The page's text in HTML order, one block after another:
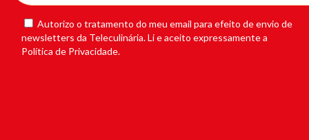
Autorizo o tratamento do meu email para efeito de envio de
newsletters da Teleculinária. Li e aceito expressamente a
Política de Privacidade.